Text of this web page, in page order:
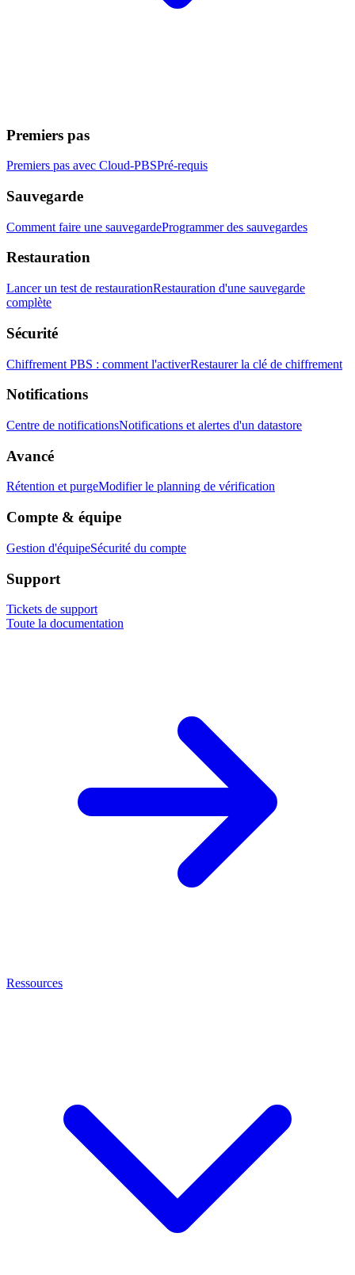
Premiers pas
Premiers pas avec Cloud-PBSPré-requis
Sauvegarde
Comment faire une sauvegardeProgrammer des sauvegardes
Restauration
Lancer un test de restaurationRestauration d'une sauvegarde
complète
Sécurité
Chiffrement PBS : comment l'activerRestaurer la clé de chiffrement
Notifications
Centre de notificationsNotifications et alertes d'un datastore
Avancé
Rétention et purgeModifier le planning de vérification
Compte & équipe
Gestion d'équipeSécurité du compte
Support
Tickets de support
Toute la documentation
Ressources